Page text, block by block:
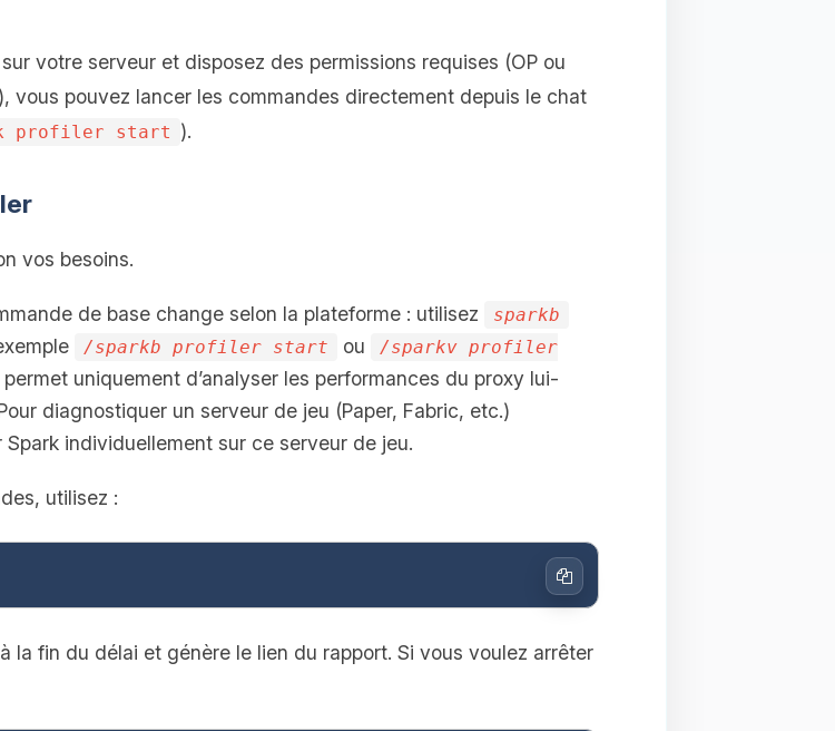
votre serveur et disposez des permissions requises (OP ou
), vous pouvez lancer les commandes directement depuis le chat
profiler start ).
vos besoins.
de base change selon la plateforme : utilisez sparkb
/sparkb profiler start ou
/sparkv profiler
uniquement d’analyser les performances du proxy lui-
diagnostiquer un serveur de jeu (Paper, Fabric, etc.)
individuellement sur ce serveur de jeu.
utilisez :
Copier
la fin du délai et génère le lien du rapport. Si vous voulez arrêter